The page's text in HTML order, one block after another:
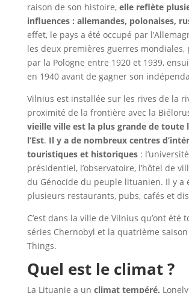
raison de son histoire, elle reflète
influences : allemandes, polonaises,
effet, le pays a été occupé par
les deux premières guerres mondiales,
par la Pologne entre 1920 et 1939,
en 1940 avant de gagner son
Vilnius est installée sur les rives de la
proximité de la frontière avec la
vieille ville est la plus grande de toute
l’Est. Il y a de nombreux centres
touristiques et historiques:
présidentiel, l’observatoire, l’hôtel de
du Génocide du peuple lituanien. Il y a
plusieurs restaurants, pubs, cafés et
C’est dans la ville de Vilnius qu’ont été
séries Chernobyl et la quatrième
Things.
Quel est le climat ?
La Lituanie a un climat tempéré.